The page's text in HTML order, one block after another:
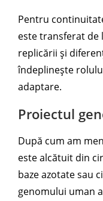
Pentru
este transferat de
replicării și
îndeplinește
adaptare.
Proiectul
După cum am
este alcătuit din
baze azotate sau
genomului uman